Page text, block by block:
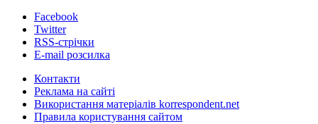
Facebook
Twitter
RSS-стрічки
E-mail розсилка
Контакти
Реклама на сайті
Використання матеріалів korrespondent.net
Правила користування сайтом